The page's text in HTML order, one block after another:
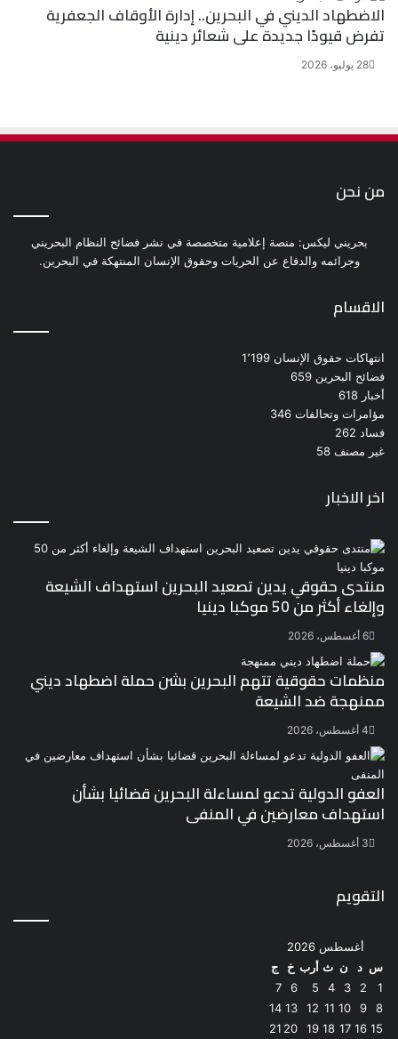
الاضطهاد الديني في البحرين.. إدارة الأوقاف الجعفرية
تفرض قيودًا جديدة على شعائر دينية
28 يوليو، 2026
من نحن
بحريني ليكس: منصة إعلامية متخصصة في نشر فضائح النظام البحريني
وجرائمه والدفاع عن الحريات وحقوق الإنسان المنتهكة في البحرين.
الاقسام
انتهاكات حقوق الإنسان 1٬199
فضائح البحرين 659
أخبار 618
مؤامرات وتحالفات 346
فساد 262
غير مصنف 58
اخر الاخبار
منتدى حقوقي يدين تصعيد البحرين استهداف الشيعة
وإلغاء أكثر من 50 موكبا دينيا
6 أغسطس، 2026
منظمات حقوقية تتهم البحرين بشن حملة اضطهاد ديني
ممنهجة ضد الشيعة
4 أغسطس، 2026
العفو الدولية تدعو لمساءلة البحرين قضائيا بشأن
استهداف معارضين في المنفى
3 أغسطس، 2026
التقويم
أغسطس 2026
س د ن ث أرب خ
ج
1
2
3
4
5
6
7
8
9
10
11
12
13
14
15
16
17
18
19
20
21